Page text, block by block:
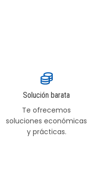
Solución barata
Te ofrecemos
soluciones económicas
y prácticas.